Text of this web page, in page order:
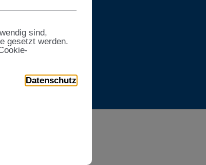
sind,
gesetzt werden.
Datenschutz